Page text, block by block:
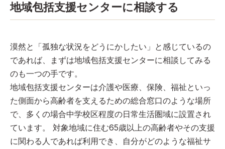
地域包括支援センターに相談する
漠然と「孤独な状況をどうにかしたい」と感じているの
であれば、まずは地域包括支援センターに相談してみる
のも一つの手です。
地域包括支援センターは介護や医療、保険、福祉といっ
た側面から高齢者を支えるための総合窓口のような場所
で、多くの場合中学校区程度の日常生活圏域に設置され
ています。 対象地域に住む65歳以上の高齢者やその支援
に関わる人であれば利用でき、自分がどのような福祉サ